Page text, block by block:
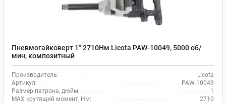
Пневмогайковерт 1" 2710Нм Licota PAW-10049, 5000 об/
мин, композитный
Производитель:
Licota
Артикул:
PAW-10049
Размер патрона, дюйм:
1
MAX крутящий момент, Нм:
2710